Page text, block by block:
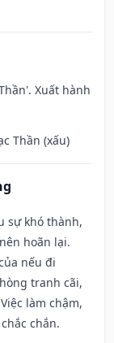
Xuất hành
Thần (xấu)
sự khó thành,
hoãn lại.
nếu đi
tranh cãi,
làm chậm,
chắn.